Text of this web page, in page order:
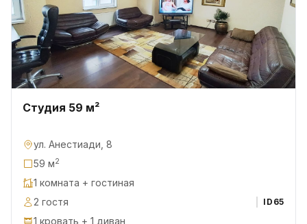
Студия 59 м²
ул. Анестиади, 8
59 м2
1 комната + гостиная
2 гостя
ID 65
1 кровать + 1 диван